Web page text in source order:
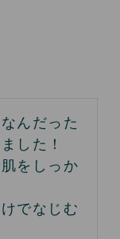
んだった
した！
をしっか
でなじむ